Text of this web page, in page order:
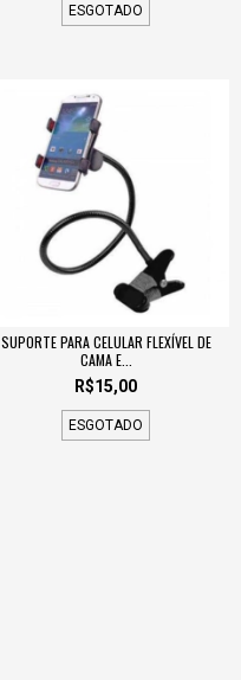
ESGOTADO
SUPORTE PARA CELULAR FLEXÍVEL DE
CAMA E...
R$15,00
ESGOTADO